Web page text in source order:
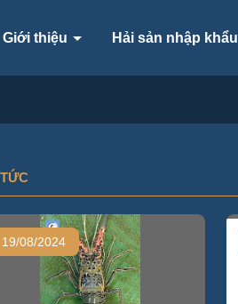
Giới thiệu Hải sản nhập khẩu
19/08/2024